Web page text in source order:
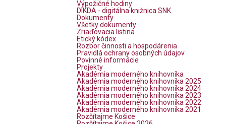
Výpožičné hodiny
DIKDA - digitálna knižnica SNK
Dokumenty
Všetky dokumenty
Zriaďovacia listina
Etický kódex
Rozbor činnosti a hospodárenia
Pravidlá ochrany osobných údajov
Povinné informácie
Projekty
Akadémia moderného knihovníka
Akadémia moderného knihovníka 2025
Akadémia moderného knihovníka 2024
Akadémia moderného knihovníka 2023
Akadémia moderného knihovníka 2022
Akadémia moderného knihovníka 2021
Rozčítajme Košice